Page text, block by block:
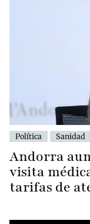
Política Sanidad
Andorra
visita
tarifas de